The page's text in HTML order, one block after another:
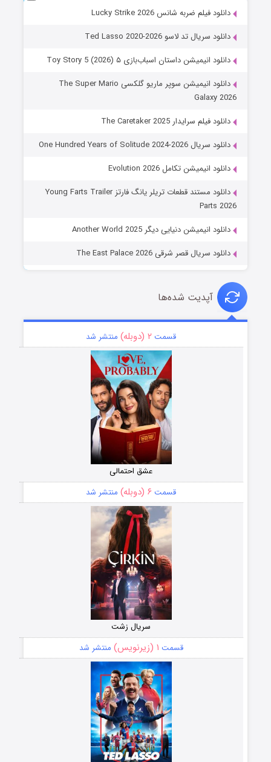
دانلود فیلم ضربه شانس Lucky Strike 2026
دانلود سریال تد لاسو Ted Lasso 2020-2026
دانلود انیمیشن داستان اسباب‌بازی ۵ Toy Story 5 (2026)
دانلود انیمیشن سوپر ماریو گلکسی The Super Mario
Galaxy 2026
دانلود فیلم سرایدار The Caretaker 2025
دانلود سریال One Hundred Years of Solitude 2024-2026
دانلود انیمیشن تکامل Evolution 2026
دانلود مستند قطعات تریلر یانگ فارتز Young Farts Trailer
Parts 2026
دانلود انیمیشن دنیایی دیگر Another World 2025
دانلود سریال قصر شرقی The East Palace 2026
آپدیت شده‌ها
قسمت ۲ (دوبله) منتشر شد
عشق احتمالی
قسمت ۶ (دوبله) منتشر شد
سریال زشت
قسمت ۱ (زیرنویس) منتشر شد